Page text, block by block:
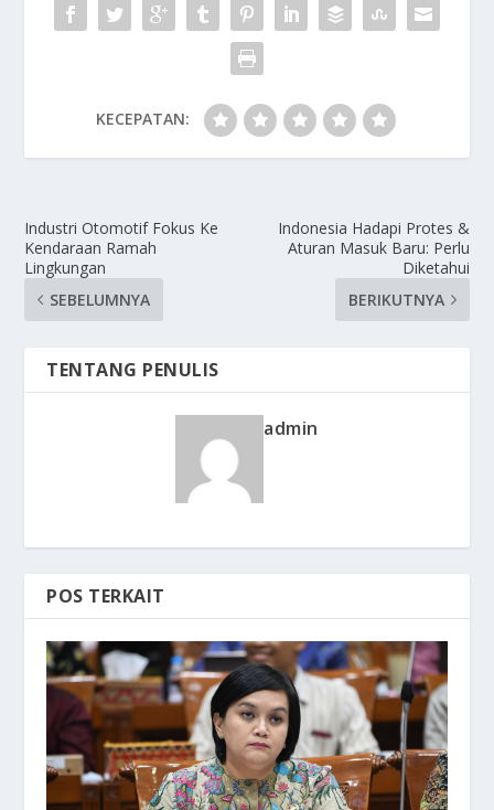
KECEPATAN:
Industri Otomotif Fokus Ke
Kendaraan Ramah
Lingkungan
SEBELUMNYA
Indonesia Hadapi Protes &
Aturan Masuk Baru: Perlu
Diketahui
BERIKUTNYA
TENTANG PENULIS
admin
POS TERKAIT